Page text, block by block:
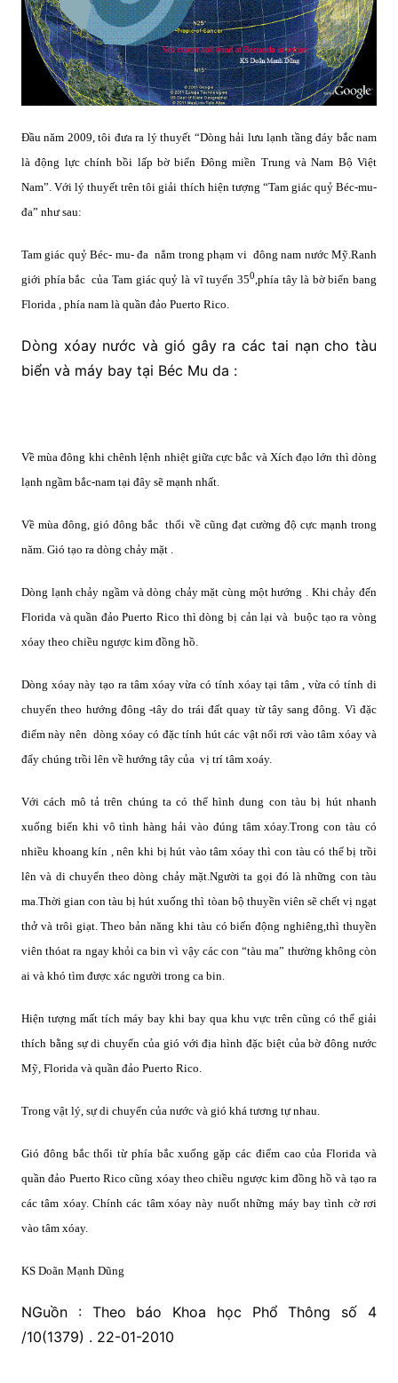
Đầu năm 2009, tôi đưa ra lý thuyết “Dòng hải lưu lạnh tầng đáy bắc nam
là động lực chính bồi lấp bờ biển Đông miền Trung và Nam Bộ Việt
Nam”. Với lý thuyết trên tôi giải thích hiện tượng “Tam giác quỷ Béc-mu-
đa” như sau:
Tam giác quỷ Béc- mu- đa nẳm trong phạm vi đông nam nước Mỹ.Ranh
giới phía bắc của Tam giác quỷ là vĩ tuyến 350,phía tây là bờ biển bang
Florida , phía nam là quần đảo Puerto Rico.
Dòng xóay nước và gió gây ra các tai nạn cho tàu
biển và máy bay tại Béc Mu da :
Về mùa đông khi chênh lệnh nhiệt giữa cực bắc và Xích đạo lớn thì dòng
lạnh ngầm bắc-nam tại đây sẽ mạnh nhất.
Về mùa đông, gió đông bắc thổi về cũng đạt cường độ cực mạnh trong
năm. Gió tạo ra dòng chảy mặt .
Dòng lạnh chảy ngầm và dòng chảy mặt cùng một hướng . Khi chảy đến
Florida và quần đảo Puerto Rico thì dòng bị cản lại và buộc tạo ra vòng
xóay theo chiều ngược kim đồng hồ.
Dòng xóay này tạo ra tâm xóay vừa có tính xóay tại tâm , vừa có tính di
chuyển theo hướng đông -tây do trái đất quay từ tây sang đông. Vì đặc
điểm này nên dòng xóay có đặc tính hút các vật nổi rơi vào tâm xóay và
đẩy chúng trồi lên về hướng tây của vị trí tâm xoáy.
Với cách mô tả trên chúng ta có thể hình dung con tàu bị hút nhanh
xuống biển khi vô tình hàng hải vào đúng tâm xóay.Trong con tàu có
nhiều khoang kín , nên khi bị hút vào tâm xóay thì con tàu có thể bị trồi
lên và di chuyển theo dòng chảy mặt.Người ta gọi đó là những con tàu
ma.Thời gian con tàu bị hút xuống thì tòan bộ thuyền viên sẽ chết vị ngạt
thở và trôi giạt. Theo bản năng khi tàu có biến động nghiêng,thì thuyền
viên thóat ra ngay khỏi ca bin vì vậy các con “tàu ma” thường không còn
ai và khó tìm được xác người trong ca bin.
Hiện tượng mất tích máy bay khi bay qua khu vực trên cũng có thể giải
thích bằng sự di chuyển của gió với địa hình đặc biệt của bờ đông nước
Mỹ, Florida và quần đảo Puerto Rico.
Trong vật lý, sự di chuyển của nước và gió khá tương tự nhau.
Gió đông bắc thổi từ phía bắc xuống gặp các điểm cao của Florida và
quần đảo Puerto Rico cũng xóay theo chiều ngược kim đồng hồ và tạo ra
các tâm xóay. Chính các tâm xóay này nuốt những máy bay tình cờ rơi
vào tâm xóay.
KS Doãn Mạnh Dũng
NGuồn : Theo báo Khoa học Phổ Thông số 4
/10(1379) . 22-01-2010